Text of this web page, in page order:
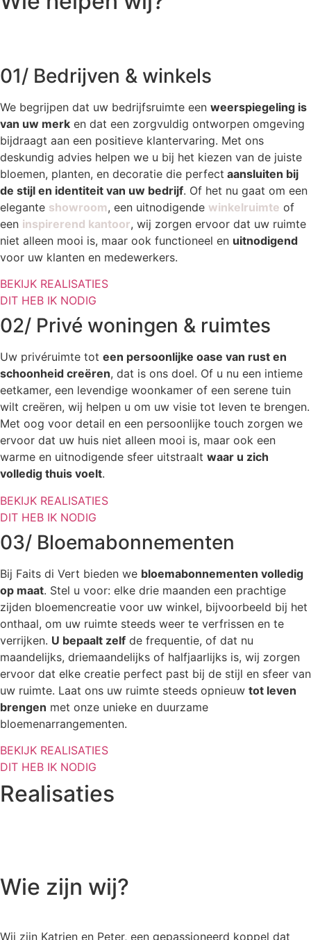
01/ Bedrijven & winkels
We begrijpen dat uw bedrijfsruimte een weerspiegeling is
van uw merk en dat een zorgvuldig ontworpen omgeving
bijdraagt aan een positieve klantervaring. Met ons
deskundig advies helpen we u bij het kiezen van de juiste
bloemen, planten, en decoratie die perfect aansluiten bij
de stijl en identiteit van uw bedrijf. Of het nu gaat om een
elegante showroom, een uitnodigende winkelruimte of
een inspirerend kantoor, wij zorgen ervoor dat uw ruimte
niet alleen mooi is, maar ook functioneel en uitnodigend
voor uw klanten en medewerkers.
BEKIJK REALISATIES
DIT HEB IK NODIG
02/ Privé woningen & ruimtes
Uw privéruimte tot een persoonlijke oase van rust en
schoonheid creëren, dat is ons doel. Of u nu een intieme
eetkamer, een levendige woonkamer of een serene tuin
wilt creëren, wij helpen u om uw visie tot leven te brengen.
Met oog voor detail en een persoonlijke touch zorgen we
ervoor dat uw huis niet alleen mooi is, maar ook een
warme en uitnodigende sfeer uitstraalt waar u zich
volledig thuis voelt.
BEKIJK REALISATIES
DIT HEB IK NODIG
03/ Bloemabonnementen
Bij Faits di Vert bieden we bloemabonnementen volledig
op maat. Stel u voor: elke drie maanden een prachtige
zijden bloemencreatie voor uw winkel, bijvoorbeeld bij het
onthaal, om uw ruimte steeds weer te verfrissen en te
verrijken. U bepaalt zelf de frequentie, of dat nu
maandelijks, driemaandelijks of halfjaarlijks is, wij zorgen
ervoor dat elke creatie perfect past bij de stijl en sfeer van
uw ruimte. Laat ons uw ruimte steeds opnieuw tot leven
brengen met onze unieke en duurzame
bloemenarrangementen.
BEKIJK REALISATIES
DIT HEB IK NODIG
Realisaties
Wie zijn wij?
Wij zijn Katrien en Peter, een gepassioneerd koppel dat